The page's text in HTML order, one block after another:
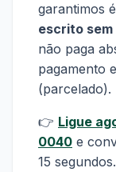
garantimos é
escrito
não paga
pagamento
(parcelado).
👉 Ligue
0040 e
15 segundos.